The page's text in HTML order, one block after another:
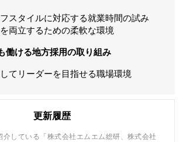
スタイルに対応する就業時間の試み
両立するための柔軟な環境
働ける地方採用の取り組み
てリーダーを目指せる職場環境
更新履歴
介している「株式会社エムエム総研、株式会社